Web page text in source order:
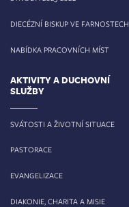
DIECÉZNÍ BISKUP VE FARNOSTECH
NABÍDKA PRACOVNÍCH MÍST
AKTIVITY A DUCHOVNÍ
SLUŽBY
SVÁTOSTI A ŽIVOTNÍ SITUACE
PASTORACE
EVANGELIZACE
DIAKONIE, CHARITA A MISIE